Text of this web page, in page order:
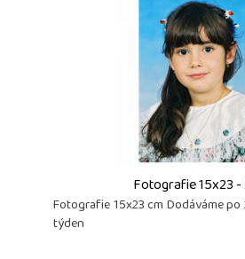
Fotografie 15x23 -
Fotografie 15x23 cm Dodáváme
týden